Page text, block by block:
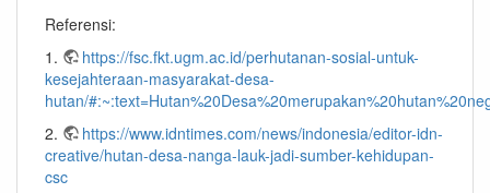
Referensi:
1.
https://fsc.fkt.ugm.ac.id/perhutanan-sosial-untuk-
kesejahteraan-masyarakat-desa-
hutan/
2.
https://www.idntimes.com/news/indonesia/editor-idn-
creative/hutan-desa-nanga-lauk-jadi-sumber-kehidupan-
csc